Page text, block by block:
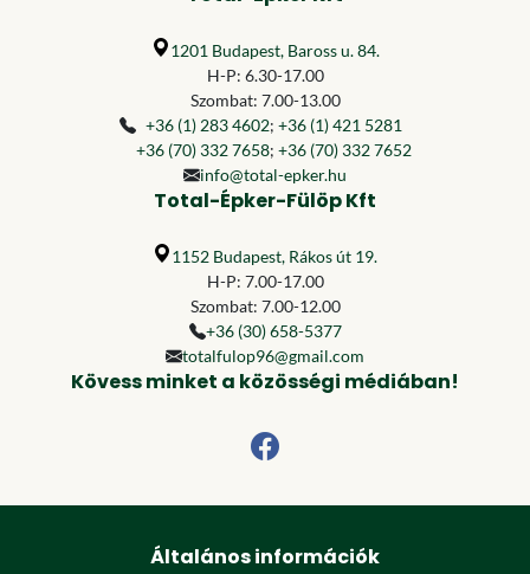
1201 Budapest, Baross u. 84.
H-P: 6.30-17.00
Szombat: 7.00-13.00
+36 (1) 283 4602; +36 (1) 421 5281
+36 (70) 332 7658; +36 (70) 332 7652
info@total-epker.hu
Total-Épker-Fülöp Kft
1152 Budapest, Rákos út 19.
H-P: 7.00-17.00
Szombat: 7.00-12.00
+36 (30) 658-5377
totalfulop96@gmail.com
Kövess minket a közösségi médiában!
Általános információk